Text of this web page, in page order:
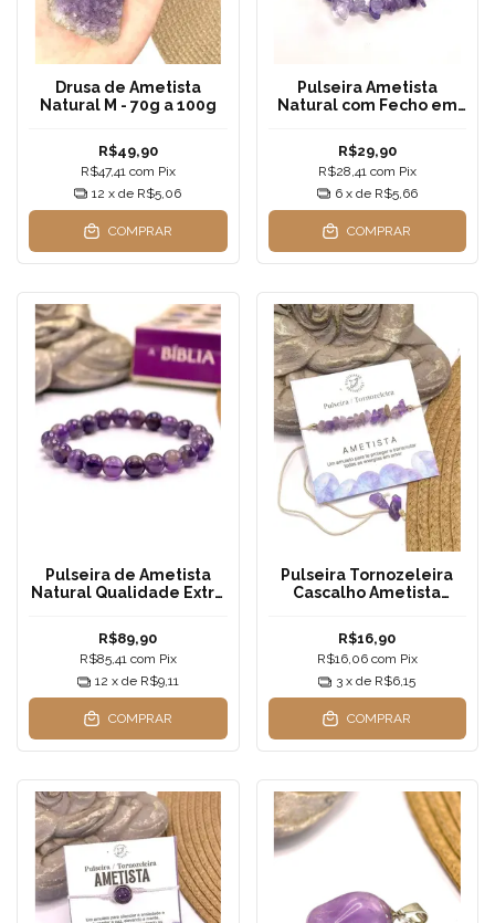
Drusa de Ametista
Natural M - 70g a 100g
R$49,90
R$47,41 com Pix
12 x de R$5,06
COMPRAR
Pulseira Ametista
Natural com Fecho em
Ajustável 15cm a 20cm
R$29,90
R$28,41 com Pix
6 x de R$5,66
COMPRAR
Pulseira de Ametista
Natural Qualidade Extra
Mão com Elástico
R$89,90
R$85,41 com Pix
12 x de R$9,11
COMPRAR
Pulseira Tornozeleira
Cascalho Ametista
Equilíbrio, Calma e
Espiritualidade
R$16,90
R$16,06 com Pix
3 x de R$6,15
COMPRAR